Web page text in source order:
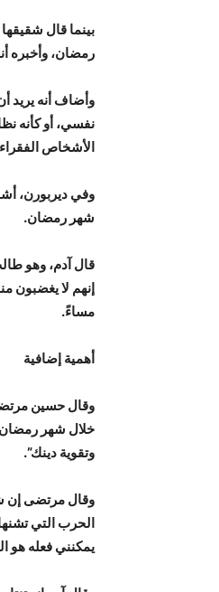
بينما قال
رمضان، وأخبره
وأضاف أنه يريد
نفسي، أو كأنه
الأشخاص
شهر رمضان.
قال آدم، وهو
مساءً.
أهمية إضافية
خلال شهر
وتقوية دينك”.
وقال مرتضى إن
الحرب التي
يمكنني فعله هو